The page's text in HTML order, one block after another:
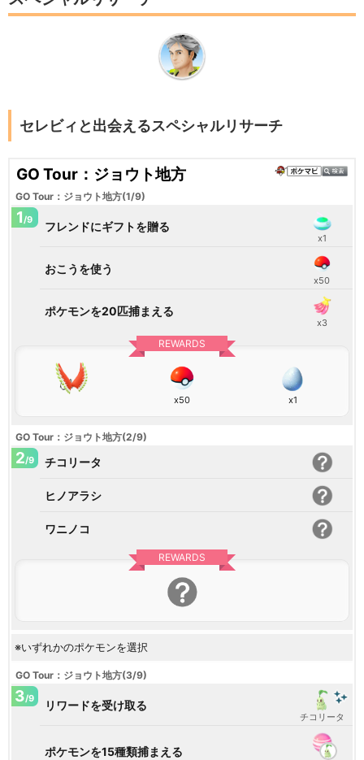
セレビィと出会えるスペシャルリサーチ
GO Tour：ジョウト地方
GO Tour：ジョウト地方(1/9)
1 /9 フレンドにギフトを贈る
x1
おこうを使う
x50
ポケモンを20匹捕まえる
x3
REWARDS
x50 x1
GO Tour：ジョウト地方(2/9)
2/9 チコリータ
ヒノアラシ
ワニノコ
REWARDS
※いずれかのポケモンを選択
GO Tour：ジョウト地方(3/9)
3/9 リワードを受け取る
チコリータ
ポケモンを15種類捕まえる